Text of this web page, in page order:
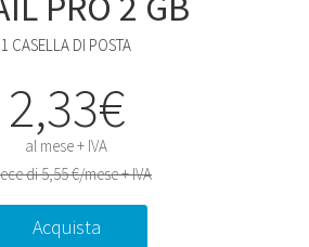
1 CASELLA DI POSTA
2,33€
al mese + IVA
di 5,55 €/mese + IVA
Acquista